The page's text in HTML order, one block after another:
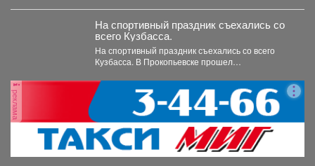
На спортивный праздник съехались со
всего Кузбасса.
На спортивный праздник съехались со всего
Кузбасса. В Прокопьевске прошел
реклама